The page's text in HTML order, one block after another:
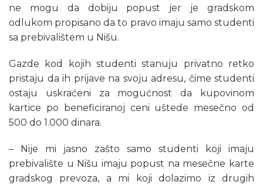
ne mogu da dobiju popust jer je gradskom
odlukom propisano da to pravo imaju samo studenti
sa prebivalištem u Nišu.
Gazde kod kojih studenti stanuju privatno retko
pristaju da ih prijave na svoju adresu, čime studenti
ostaju uskraćeni za mogućnost da kupovinom
kartice po beneficiranoj ceni uštede mesečno od
500 do 1.000 dinara.
– Nije mi jasno zašto samo studenti koji imaju
prebivalište u Nišu imaju popust na mesečne karte
gradskog prevoza, a mi koji dolazimo iz drugih